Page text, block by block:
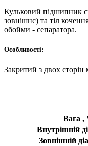
Кульковий підшипник
зовнішнє) та тіл
обойми - сепаратора.
Особливості:
Закритий з двох
Вага ,
Внутрішній
Зовнішній